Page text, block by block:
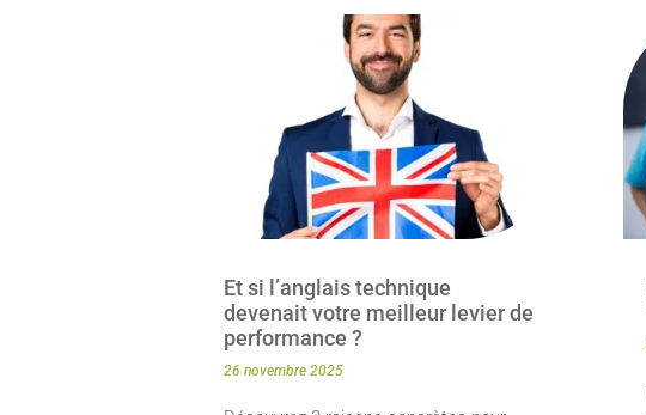
Et si l’anglais technique
devenait votre meilleur levier de
performance ?
26 novembre 2025